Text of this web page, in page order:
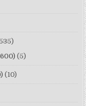
(5)
(10)